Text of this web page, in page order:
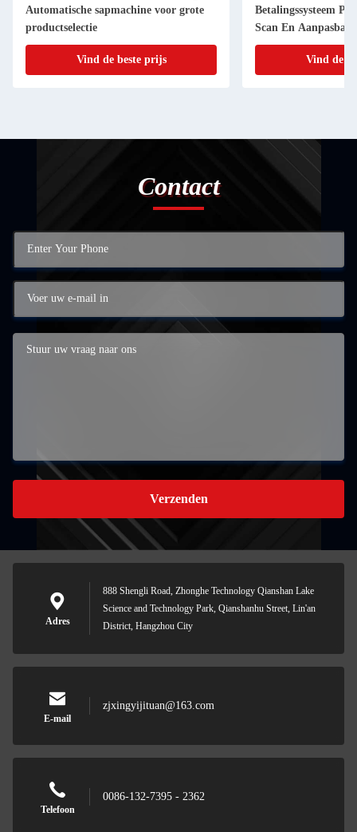
Automatische sapmachine voor grote
productselectie
Vind de beste prijs
Betalingssysteem
Scan En
Sticker
Vind de
Contact
Verzenden
Adres
888 Shengli Road, Zhonghe Technology Qianshan Lake
Science and Technology Park, Qianshanhu Street, Lin'an
District, Hangzhou City
E-mail
zjxingyijituan@163.com
Telefoon
0086-132-7395 - 2362